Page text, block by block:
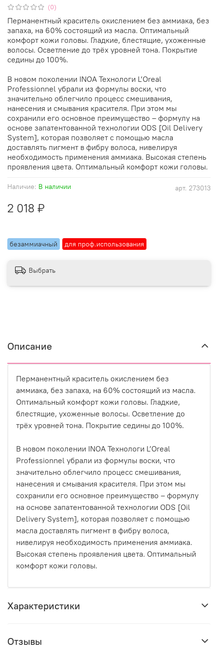
(0)
арт. 273013
Наличие: В наличии
безаммиачный для проф.использования
2 018 ₽
Перманентный краситель окислением без аммиака, без
запаха, на 60% состоящий из масла. Оптимальный
комфорт кожи головы. Гладкие, блестящие, ухоженные
волосы. Осветление до трёх уровней тона. Покрытие
седины до 100%.
В новом поколении INOA Технологи L’Oreal
Professionnel убрали из формулы воски, что
значительно облегчило процесс смешивания,
нанесения и смывания красителя. При этом мы
сохранили его основное преимущество – формулу на
основе запатентованной технологии ODS [Oil Delivery
System], которая позволяет с помощью масла
доставлять пигмент в фибру волоса, нивелируя
необходимость применения аммиака. Высокая степень
проявления цвета. Оптимальный комфорт кожи головы.
Выбрать
Описание
Перманентный краситель окислением без
аммиака, без запаха, на 60% состоящий из масла.
Оптимальный комфорт кожи головы. Гладкие,
блестящие, ухоженные волосы. Осветление до
трёх уровней тона. Покрытие седины до 100%.
В новом поколении INOA Технологи L’Oreal
Professionnel убрали из формулы воски, что
значительно облегчило процесс смешивания,
нанесения и смывания красителя. При этом мы
сохранили его основное преимущество – формулу
на основе запатентованной технологии ODS [Oil
Delivery System], которая позволяет с помощью
масла доставлять пигмент в фибру волоса,
нивелируя необходимость применения аммиака.
Высокая степень проявления цвета. Оптимальный
комфорт кожи головы.
Характеристики
Отзывы